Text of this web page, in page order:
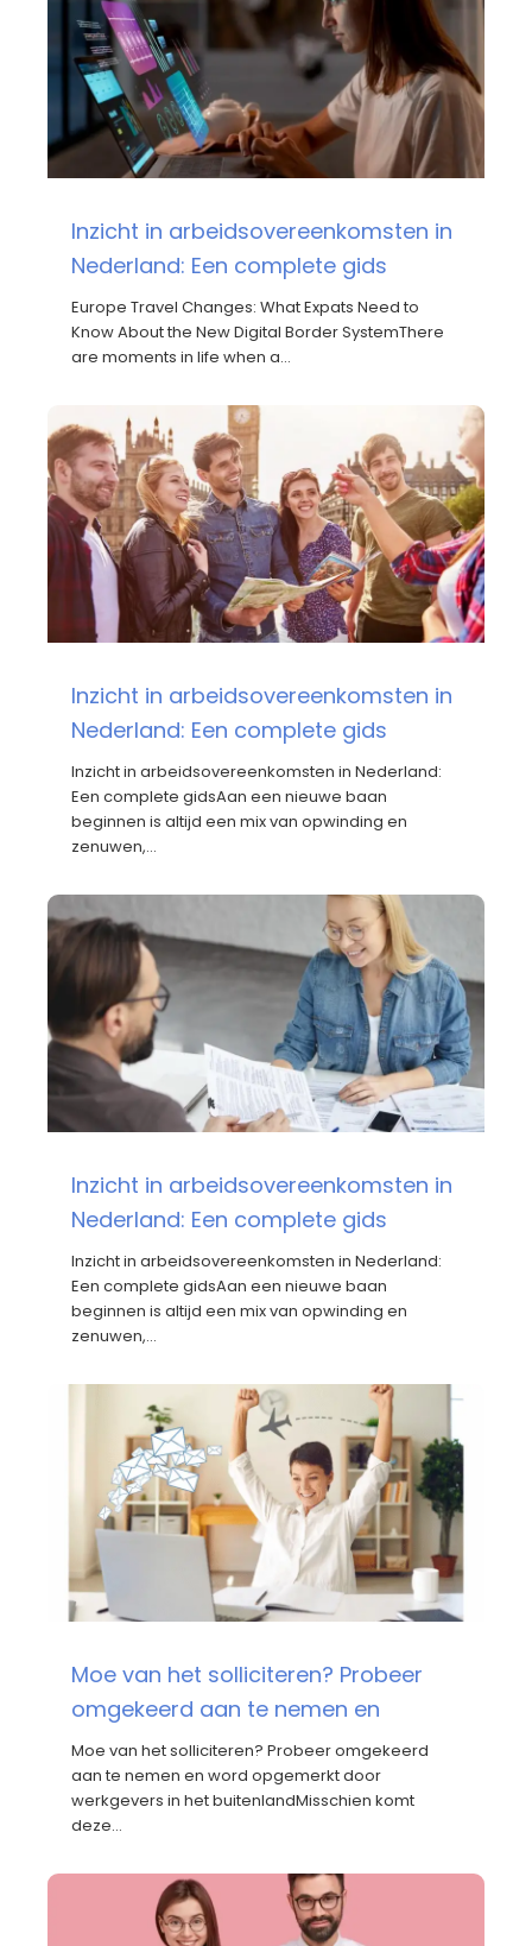
Inzicht in arbeidsovereenkomsten in
Nederland: Een complete gids
Europe Travel Changes: What Expats Need to
Know About the New Digital Border SystemThere
are moments in life when a…
Inzicht in arbeidsovereenkomsten in
Nederland: Een complete gids
Inzicht in arbeidsovereenkomsten in Nederland:
Een complete gidsAan een nieuwe baan
beginnen is altijd een mix van opwinding en
zenuwen,…
Inzicht in arbeidsovereenkomsten in
Nederland: Een complete gids
Inzicht in arbeidsovereenkomsten in Nederland:
Een complete gidsAan een nieuwe baan
beginnen is altijd een mix van opwinding en
zenuwen,…
Moe van het solliciteren? Probeer
omgekeerd aan te nemen en
Moe van het solliciteren? Probeer omgekeerd
aan te nemen en word opgemerkt door
werkgevers in het buitenlandMisschien komt
deze…